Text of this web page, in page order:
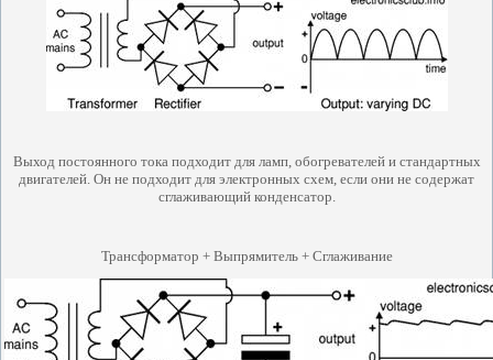
Выход постоянного тока подходит для ламп, обогревателей и стандартных
двигателей. Он не подходит для электронных схем, если они не содержат
сглаживающий конденсатор.
Трансформатор + Выпрямитель + Сглаживание